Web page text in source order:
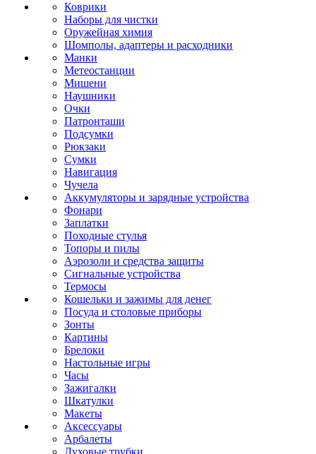
Коврики
Наборы для чистки
Оружейная химия
Шомполы, адаптеры и расходники
Манки
Метеостанции
Мишени
Наушники
Очки
Патронташи
Подсумки
Рюкзаки
Сумки
Навигация
Чучела
Аккумуляторы и зарядные устройства
Фонари
Заплатки
Походные стулья
Топоры и пилы
Аэрозоли и средства защиты
Сигнальные устройства
Термосы
Кошельки и зажимы для денег
Посуда и столовые приборы
Зонты
Картины
Брелоки
Настольные игры
Часы
Зажигалки
Шкатулки
Макеты
Аксессуары
Арбалеты
Духовые трубки